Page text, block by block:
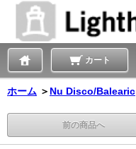
カート
ホーム ＞ Nu Disco/Balearic
前の商品へ